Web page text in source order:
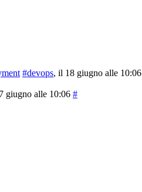
#devops, il 18 giugno alle 10:06
giugno alle 10:06 #